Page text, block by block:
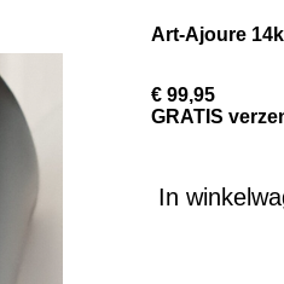
Art-Ajoure
€ 99,95
GRATIS
In